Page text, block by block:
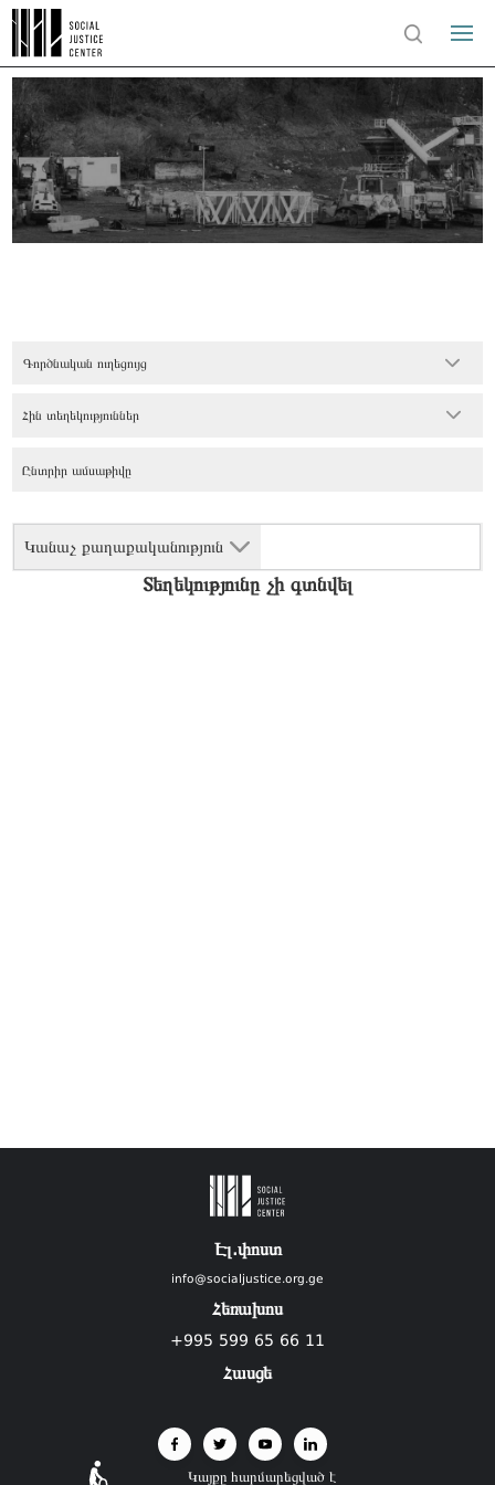
Գործնական ուղեցույց
Կանաչ քաղաքականություն
Հին տեղեկություններ
Տեղեկությունը չի գտնվել
Էլ.փոստ
info@socialjustice.org.ge
Հեռախոս
+995 599 65 66 11
Հասցե
Կայքը հարմարեցված է